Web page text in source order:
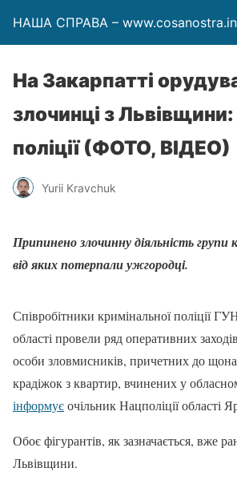
НАША СПРАВА –
На Закарпатті
злочинці з Львівщини:
поліції (ФОТО, ВІДЕО)
Yurii Kravchuk
Припинено злочинну діяльність групи
від яких потерпали ужгородці.
Співробітники кримінальної поліції
області провели ряд оперативних
особи зловмисників, причетних до
крадіжок з квартир, вчинених у
інформуєочільник Нацполіції області
Обоє фігурантів, як зазначається, вже
Львівщини.